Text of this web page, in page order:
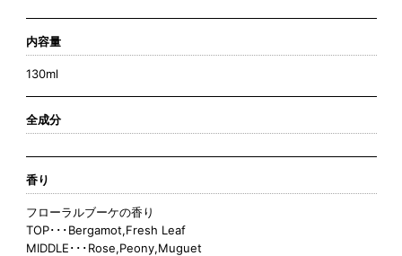
内容量
130ml
全成分
香り
フローラルブーケの香り
TOP･･･Bergamot,Fresh Leaf
MIDDLE･･･Rose,Peony,Muguet